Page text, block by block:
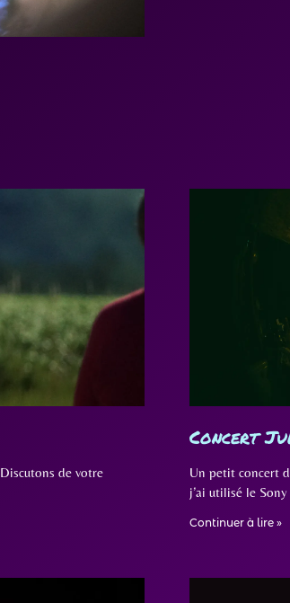
Discutons de votre
Concert
Un petit concert
j’ai utilisé le
Continuer à lire »